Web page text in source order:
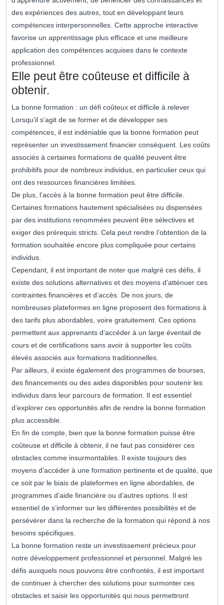
des expériences des autres, tout en développant leurs
compétences interpersonnelles. Cette approche interactive
favorise un apprentissage plus efficace et une meilleure
application des compétences acquises dans le contexte
professionnel.
Elle peut être coûteuse et difficile à
obtenir.
La bonne formation : un défi coûteux et difficile à relever
Lorsqu’il s’agit de se former et de développer ses
compétences, il est indéniable que la bonne formation peut
représenter un investissement financier conséquent. Les coûts
associés à certaines formations de qualité peuvent être
prohibitifs pour de nombreux individus, en particulier ceux qui
ont des ressources financières limitées.
De plus, l’accès à la bonne formation peut être difficile.
Certaines formations hautement spécialisées ou dispensées
par des institutions renommées peuvent être sélectives et
exiger des prérequis stricts. Cela peut rendre l’obtention de la
formation souhaitée encore plus compliquée pour certains
individus.
Cependant, il est important de noter que malgré ces défis, il
existe des solutions alternatives et des moyens d’atténuer ces
contraintes financières et d’accès. De nos jours, de
nombreuses plateformes en ligne proposent des formations à
des tarifs plus abordables, voire gratuitement. Ces options
permettent aux apprenants d’accéder à un large éventail de
cours et de certifications sans avoir à supporter les coûts
élevés associés aux formations traditionnelles.
Par ailleurs, il existe également des programmes de bourses,
des financements ou des aides disponibles pour soutenir les
individus dans leur parcours de formation. Il est essentiel
d’explorer ces opportunités afin de rendre la bonne formation
plus accessible.
En fin de compte, bien que la bonne formation puisse être
coûteuse et difficile à obtenir, il ne faut pas considérer ces
obstacles comme insurmontables. Il existe toujours des
moyens d’accéder à une formation pertinente et de qualité, que
ce soit par le biais de plateformes en ligne abordables, de
programmes d’aide financière ou d’autres options. Il est
essentiel de s’informer sur les différentes possibilités et de
persévérer dans la recherche de la formation qui répond à nos
besoins spécifiques.
La bonne formation reste un investissement précieux pour
notre développement professionnel et personnel. Malgré les
défis auxquels nous pouvons être confrontés, il est important
de continuer à chercher des solutions pour surmonter ces
obstacles et saisir les opportunités qui nous permettront